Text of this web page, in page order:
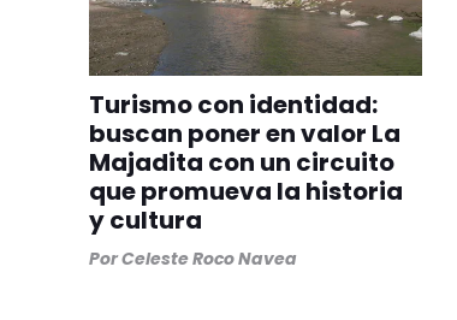
Turismo con identidad:
buscan poner en valor La
Majadita con un circuito
que promueva la historia
y cultura
PorCeleste Roco Navea